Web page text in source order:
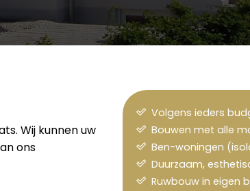
Wij kunnen uw
ons
Volgens ieders
Bouwen met alle
Ben-woningen
Duurzaam,
Ruwbouw in eigen